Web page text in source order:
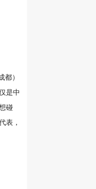
都）
是中
碰
表，